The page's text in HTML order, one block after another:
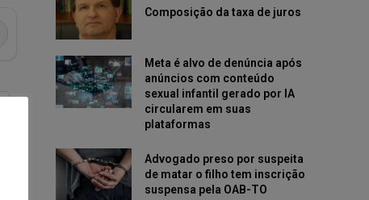
Composição da taxa de juros
Meta é alvo de denúncia após
anúncios com conteúdo
sexual infantil gerado por IA
circularem em suas
plataformas
Advogado preso por suspeita
de matar o filho tem inscrição
suspensa pela OAB-TO